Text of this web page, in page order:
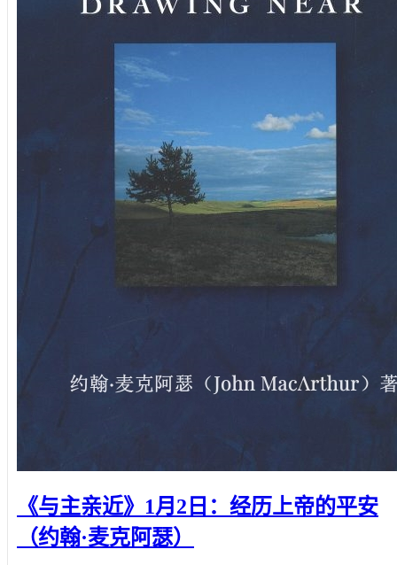
《与主亲近》1月2日：经历上帝的平安
（约翰·麦克阿瑟）